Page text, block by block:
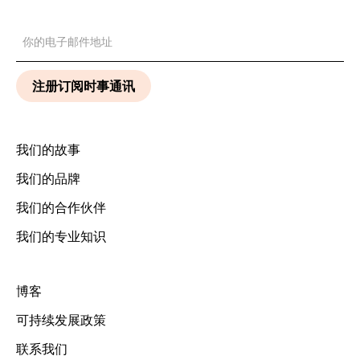
我们的故事
我们的品牌
我们的合作伙伴
我们的专业知识
博客
可持续发展政策
联系我们